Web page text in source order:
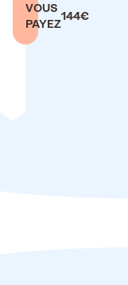
VOUS
PAYEZ
144€